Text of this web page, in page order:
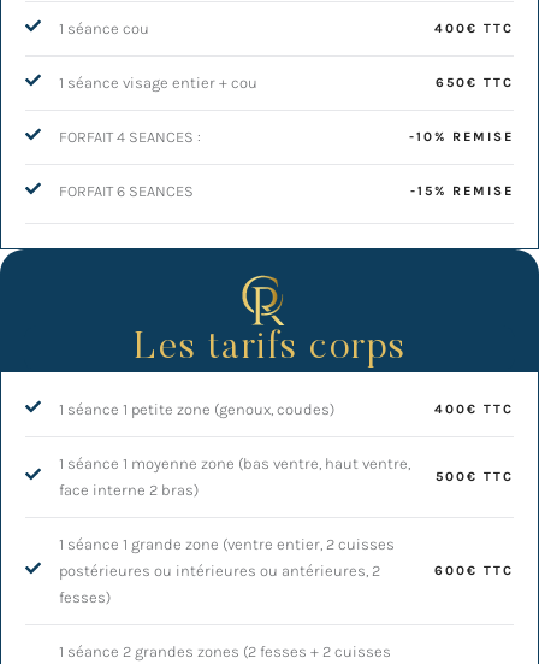
1 séance cou 400€ TTC
1 séance visage entier + cou 650€ TTC
FORFAIT 4 SEANCES : -10% REMISE
FORFAIT 6 SEANCES -15% REMISE
Les tarifs corps
1 séance 1 petite zone (genoux, coudes) 400€ TTC
1 séance 1 moyenne zone (bas ventre, haut ventre,
face interne 2 bras)
500€ TTC
1 séance 1 grande zone (ventre entier, 2 cuisses
postérieures ou intérieures ou antérieures, 2
fesses)
600€ TTC
1 séance 2 grandes zones (2 fesses + 2 cuisses